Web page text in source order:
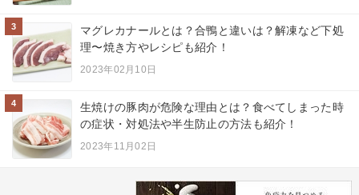
3
マグレカナールとは？合鴨と違いは？解凍など下処
理〜焼き方やレシピも紹介！
2023年02月10日
4
生焼けの豚肉が危険な理由とは？食べてしまった時
の症状・対処法や半生防止の方法も紹介！
2023年11月02日